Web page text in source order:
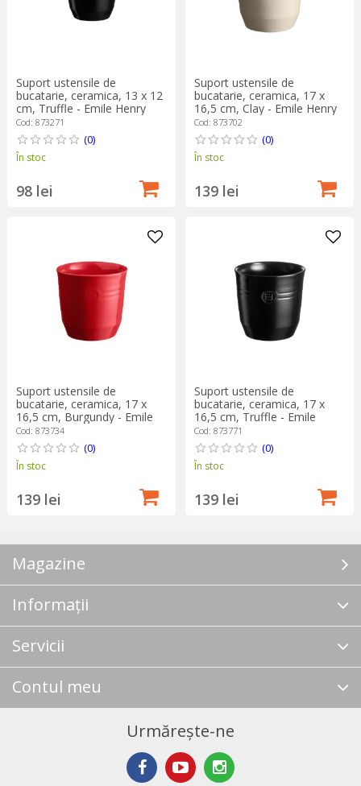
Suport ustensile de
bucatarie, ceramica, 13 x 12
cm, Truffle - Emile Henry
Cod: 873271
(0)
În stoc
98 lei
Suport ustensile de
bucatarie, ceramica, 17 x
16,5 cm, Clay - Emile Henry
Cod: 873702
(0)
În stoc
139 lei
Suport ustensile de
bucatarie, ceramica, 17 x
16,5 cm, Burgundy - Emile
Henry
Cod: 873734
(0)
În stoc
139 lei
Suport ustensile de
bucatarie, ceramica, 17 x
16,5 cm, Truffle - Emile
Henry
Cod: 873771
(0)
În stoc
139 lei
Magazine
Informații
Servicii
Contul meu
Urmărește-ne